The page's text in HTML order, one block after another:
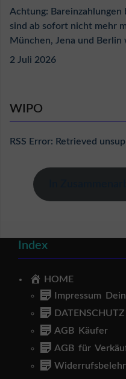
Achtung:
sind ab sofort nicht mehr
München, Jena und Berlin
2 Juli 2026
WIPO
RSS Error: Retrieved
Index
HOME
Impressum
DATENSCHUTZ
AGB Käufer
AGB für